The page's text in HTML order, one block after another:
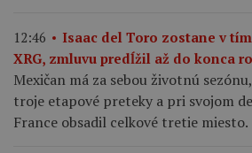
12:46
Isaac del Toro zostane v
XRG, zmluvu predĺžil až do konca
Mexičan má za sebou životnú
troje etapové preteky a pri svojom
France obsadil celkové tretie miesto.